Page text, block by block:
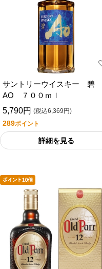
サントリーウイスキー 碧
AO ７００ｍｌ
5,790円 (税込6,369円)
289ポイント
詳細を見る